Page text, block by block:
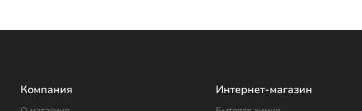
Компания Интернет-магазин